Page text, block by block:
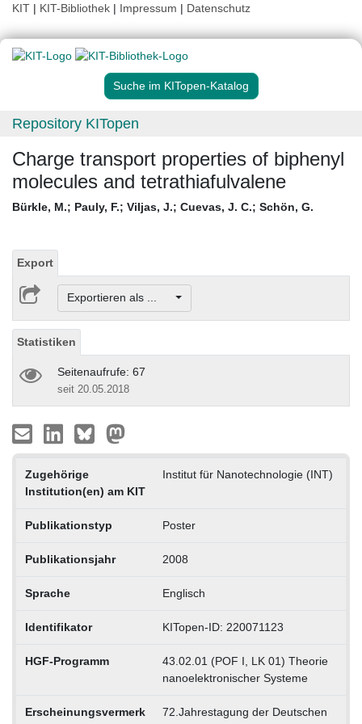
KIT | KIT-Bibliothek | Impressum | Datenschutz
Suche im KITopen-Katalog
Repository KITopen
Charge transport properties of biphenyl
molecules and tetrathiafulvalene
Bürkle, M.; Pauly, F.; Viljas, J.; Cuevas, J. C.; Schön, G.
Export
Exportieren als ...
Statistiken
Seitenaufrufe: 67
seit 20.05.2018
Zugehörige
Institution(en) am KIT
Institut für Nanotechnologie (INT)
Publikationstyp Poster
Publikationsjahr 2008
Sprache Englisch
Identifikator KITopen-ID: 220071123
HGF-Programm
43.02.01 (POF I, LK 01) Theorie
nanoelektronischer Systeme
Erscheinungsvermerk
72.Jahrestagung der Deutschen